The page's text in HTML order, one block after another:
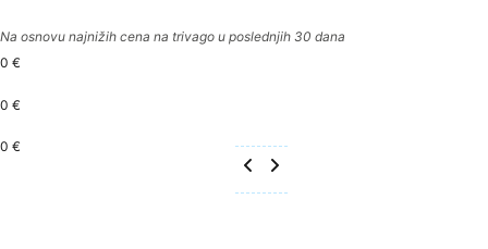
Na osnovu najnižih cena na trivago u poslednjih 30 dana
0 €
0 €
0 €